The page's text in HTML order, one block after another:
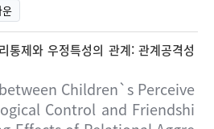
운
통제와 우정특성의 관계: 관계공격성
Children`s Perceive
Control and Friendshi